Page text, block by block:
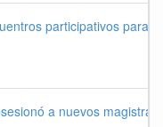
participativos para
a nuevos